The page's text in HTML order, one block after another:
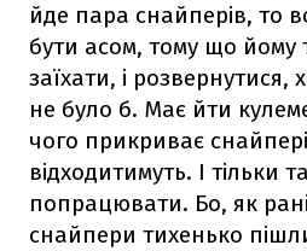
йде пара снайперів, то
бути асом, тому що йому
заїхати, і розвернутися,
не було б. Має йти
чого прикриває
відходитимуть. І тільки
попрацювати. Бо, як
снайпери тихенько